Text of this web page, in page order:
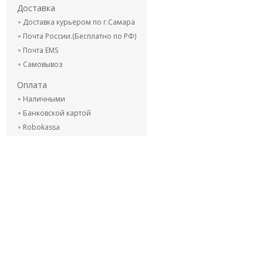
Доставка
Доставка курьером по г.Самара
Почта России.(Бесплатно по РФ)
Почта EMS
Самовывоз
Оплата
Наличными
Банковской картой
Robokassa